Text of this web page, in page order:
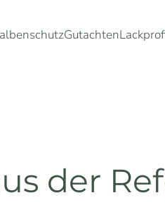
Gutachten
der